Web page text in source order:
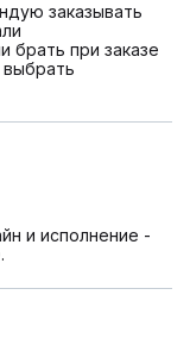
заказывать
брать при заказе
и исполнение -